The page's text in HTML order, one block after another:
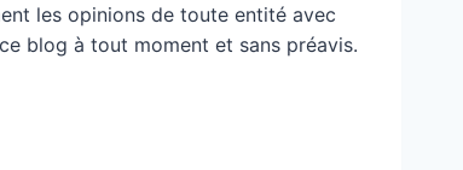
les opinions de toute entité avec
blog à tout moment et sans préavis.